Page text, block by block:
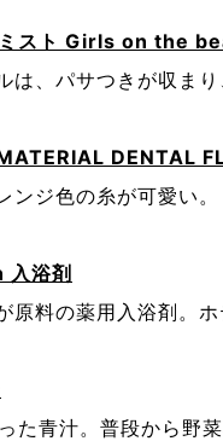
スト Girls on the
は、パサつきが収まり
DENTAL
ンジ色の糸が可愛い。
浴剤
原料の薬用入浴剤。
た青汁。普段から野